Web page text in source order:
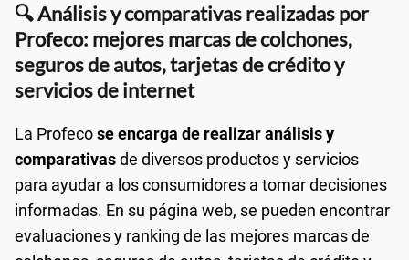
🔍 Análisis y comparativas realizadas por
Profeco: mejores marcas de colchones,
seguros de autos, tarjetas de crédito y
servicios de internet
La Profecose encarga de realizar análisis y
comparativasde diversos productos y servicios
para ayudar a los consumidores a tomar decisiones
informadas. En su página web, se pueden encontrar
evaluaciones y ranking de las mejores marcas de